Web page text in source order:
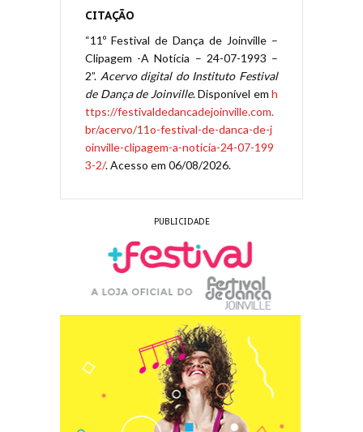
CITAÇÃO
“11º Festival de Dança de Joinville –
Clipagem -A Notícia – 24-07-1993 –
2”. Acervo digital do Instituto Festival
de Dança de Joinville. Disponível em h
ttps://festivaldedancadejoinville.com.
br/acervo/11o-festival-de-danca-de-j
oinville-clipagem-a-noticia-24-07-199
3-2/. Acesso em 06/08/2026.
PUBLICIDADE